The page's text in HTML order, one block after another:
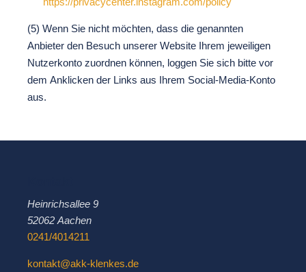
(5) Wenn Sie nicht möchten, dass die genannten
Anbieter den Besuch unserer Website Ihrem jeweiligen
Nutzerkonto zuordnen können, loggen Sie sich bitte vor
dem Anklicken der Links aus Ihrem Social-Media-Konto
aus.
Heinrichsallee 9
52062 Aachen
0241/4014211
kontakt@akk-klenkes.de